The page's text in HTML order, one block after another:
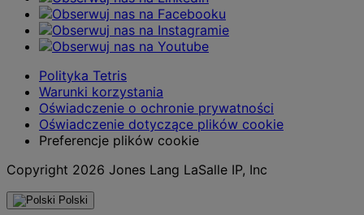
Polityka Tetris
Warunki korzystania
Oświadczenie o ochronie prywatności
Oświadczenie dotyczące plików cookie
Preferencje plików cookie
Copyright 2026 Jones Lang LaSalle IP, Inc
Polski